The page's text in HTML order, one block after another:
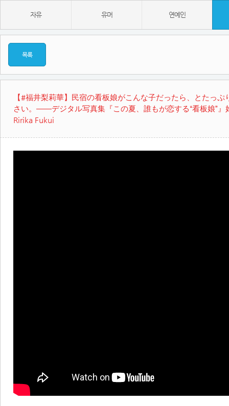
자유 유머 연예인
목록
【#福井梨莉華】民宿の看板娘がこんな子だったら、とたっぷ
さい。――デジタル写真集『この夏、誰もが恋する“看板娘”
Ririka Fukui